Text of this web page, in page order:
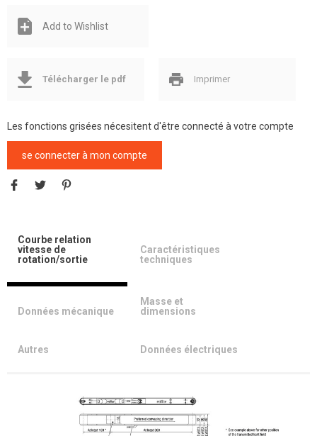
Add to Wishlist
Télécharger le pdf Imprimer
Les fonctions grisées nécesitent d'être connecté à votre compte
se connecter à mon compte
Courbe relation
vitesse de
rotation/sortie
Caractéristiques
techniques
Données mécanique
Masse et
dimensions
Autres Données électriques